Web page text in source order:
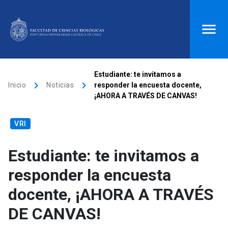
Biblioteca launch Donaciones launch
Quiénes somos keyboard_arrow_down
Inicio keyboard_arrow_right Noticias keyboard_arrow_right
Estudiante: te invitamos a
responder la encuesta docente,
¡AHORA A TRAVÉS DE CANVAS!
VRI
Estudiante: te invitamos a
responder la encuesta
docente, ¡AHORA A TRAVÉS
DE CANVAS!